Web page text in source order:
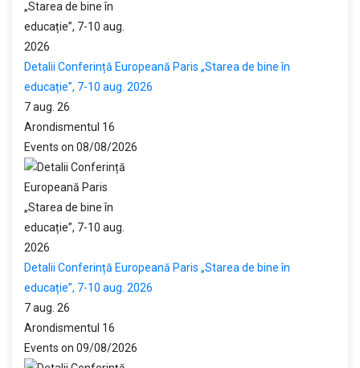
Detalii Conferință Europeană Paris „Starea de bine în
educație”, 7-10 aug. 2026
7 aug. 26
Arondismentul 16
Events on 08/08/2026
Detalii Conferință Europeană Paris „Starea de bine în
educație”, 7-10 aug. 2026
7 aug. 26
Arondismentul 16
Events on 09/08/2026